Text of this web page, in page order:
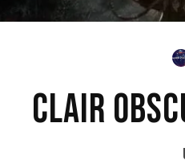
Clair